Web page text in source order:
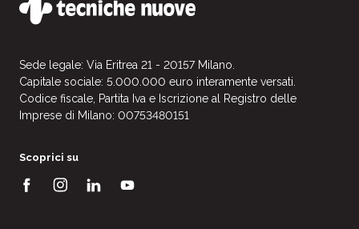
Sede legale: Via Eritrea 21 - 20157 Milano.
Capitale sociale: 5.000.000 euro interamente versati.
Codice fiscale, Partita Iva e Iscrizione al Registro delle
Imprese di Milano: 00753480151
Scoprici su